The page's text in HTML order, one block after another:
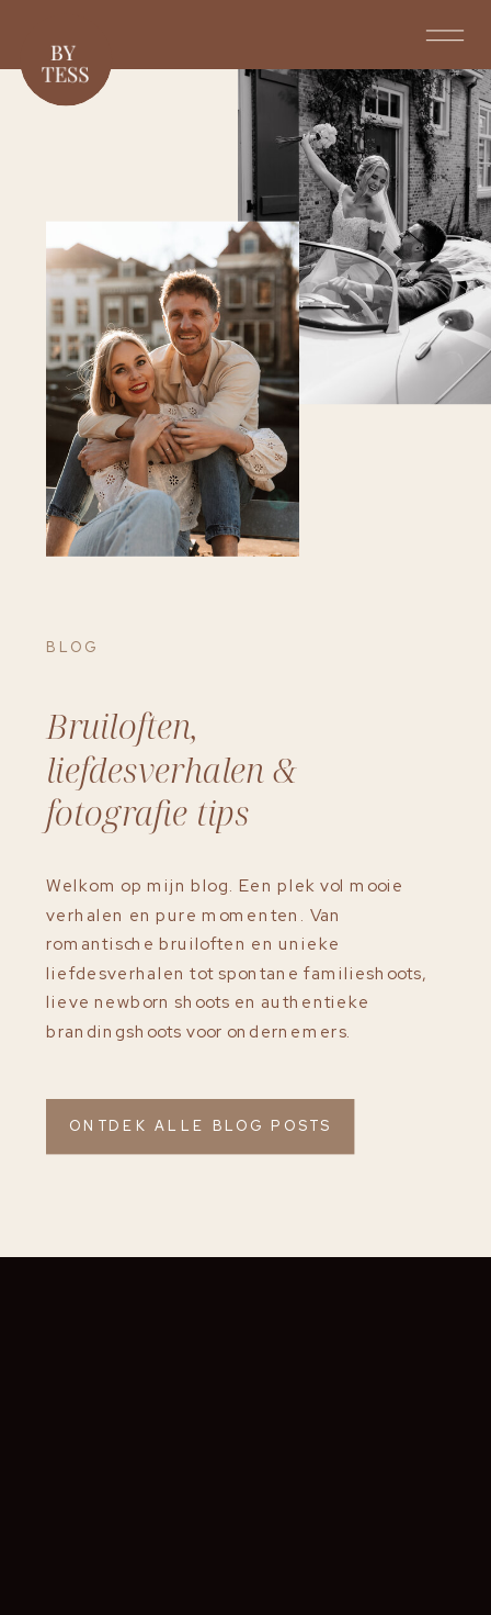
Bruiloften,
liefdesverhalen &
fotografie tips
BLOG
Welkom op mijn blog. Een plek vol mooie
verhalen en pure momenten. Van
romantische bruiloften en unieke
liefdesverhalen tot spontane familieshoots,
lieve newborn shoots en authentieke
brandingshoots voor ondernemers.
ONTDEK ALLE BLOG POSTS